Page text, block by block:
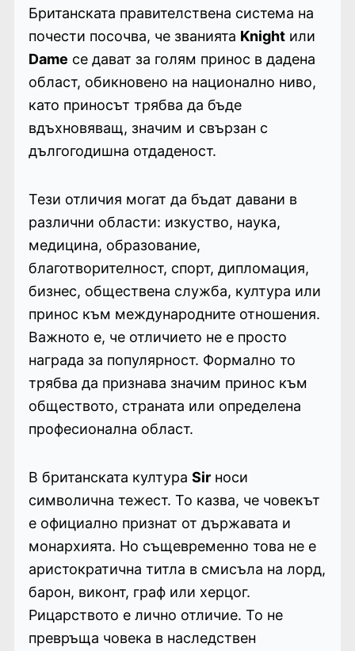
Британската правителствена система на
почести посочва, че званията Knightили
Dame се дават за голям принос в дадена
област, обикновено на национално ниво,
като приносът трябва да бъде
вдъхновяващ, значим и свързан с
дългогодишна отдаденост.
Тези отличия могат да бъдат давани в
различни области: изкуство, наука,
медицина, образование,
благотворителност, спорт, дипломация,
бизнес, обществена служба, култура или
принос към международните отношения.
Важното е, че отличието не е просто
награда за популярност. Формално то
трябва да признава значим принос към
обществото, страната или определена
професионална област.
В британската култура Sirноси
символична тежест. То казва, че човекът
е официално признат от държавата и
монархията. Но същевременно това не е
аристократична титла в смисъла на лорд,
барон, виконт, граф или херцог.
Рицарството е лично отличие. То не
превръща човека в наследствен